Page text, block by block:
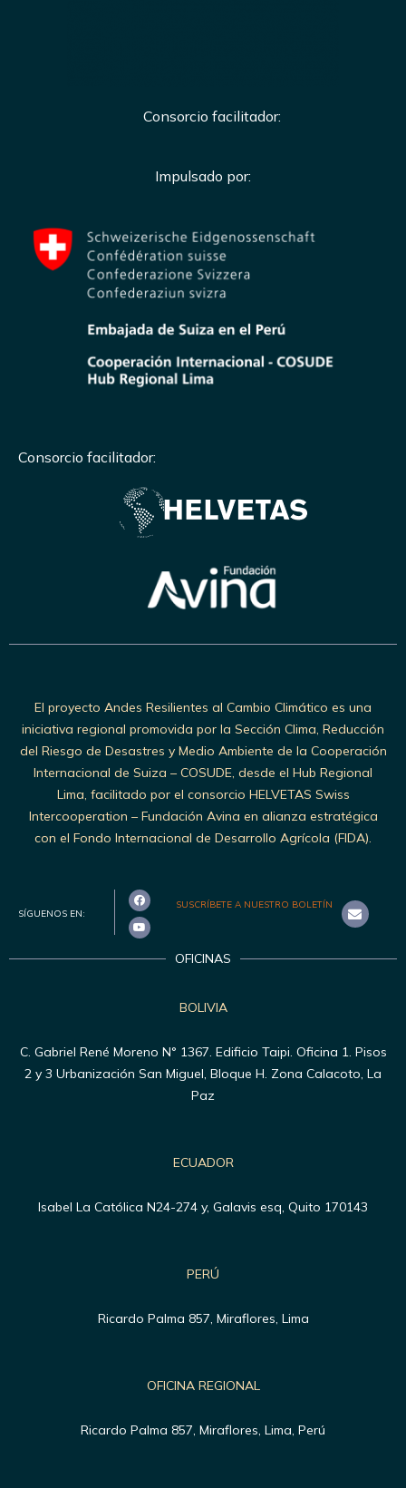
Consorcio facilitador:
Impulsado por:
Consorcio facilitador:
El proyecto Andes Resilientes al Cambio Climático es una
iniciativa regional promovida por la Sección Clima, Reducción
del Riesgo de Desastres y Medio Ambiente de la Cooperación
Internacional de Suiza – COSUDE, desde el Hub Regional
Lima, facilitado por el consorcio HELVETAS Swiss
Intercooperation – Fundación Avina en alianza estratégica
con el Fondo Internacional de Desarrollo Agrícola (FIDA).
SÍGUENOS EN:
SUSCRÍBETE A NUESTRO BOLETÍN
OFICINAS
BOLIVIA
C. Gabriel René Moreno N° 1367. Edificio Taipi. Oficina 1. Pisos
2 y 3 Urbanización San Miguel, Bloque H. Zona Calacoto, La
Paz
ECUADOR
Isabel La Católica N24-274 y, Galavis esq, Quito 170143
PERÚ
Ricardo Palma 857, Miraflores, Lima
OFICINA REGIONAL
Ricardo Palma 857, Miraflores, Lima, Perú